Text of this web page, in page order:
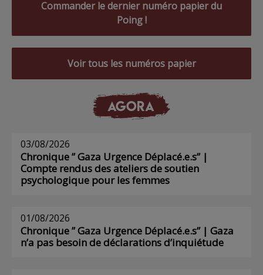
Commander le dernier numéro papier du
Poing !
Voir tous les numéros papier
AGORA
03/08/2026
Chronique ” Gaza Urgence Déplacé.e.s” |
Compte rendus des ateliers de soutien
psychologique pour les femmes
01/08/2026
Chronique ” Gaza Urgence Déplacé.e.s” | Gaza
n’a pas besoin de déclarations d’inquiétude